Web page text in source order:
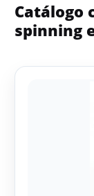
Catálogo
spinning